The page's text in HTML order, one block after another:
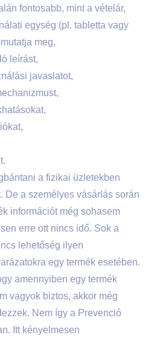
fontosabb, mint a vételár,
egység (pl. tabletta vagy
meg,
leírást,
javaslatot,
a fizikai üzletekben
De a személyes vásárlás során
információt még sohasem
erre ott nincs idő. Sok a
lehetőség ilyen
egy termék esetében.
amennyiben egy termék
vagyok biztos, akkor még
Nem így a Prevenció
Itt kényelmesen